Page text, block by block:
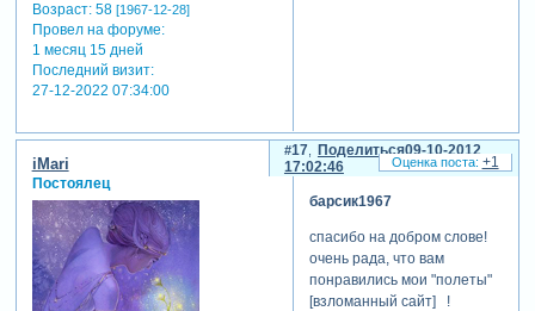
Возраст:58 [1967-12-28]
Провел на форуме:
1 месяц 15 дней
Последний визит:
27-12-2022 07:34:00
Поделиться
17
09-10-2012
17:02:46
iMari
Постоялец
барсик1967
спасибо на добром слове!
очень рада, что вам
понравились мои "полеты"
[взломанный сайт] !
+1